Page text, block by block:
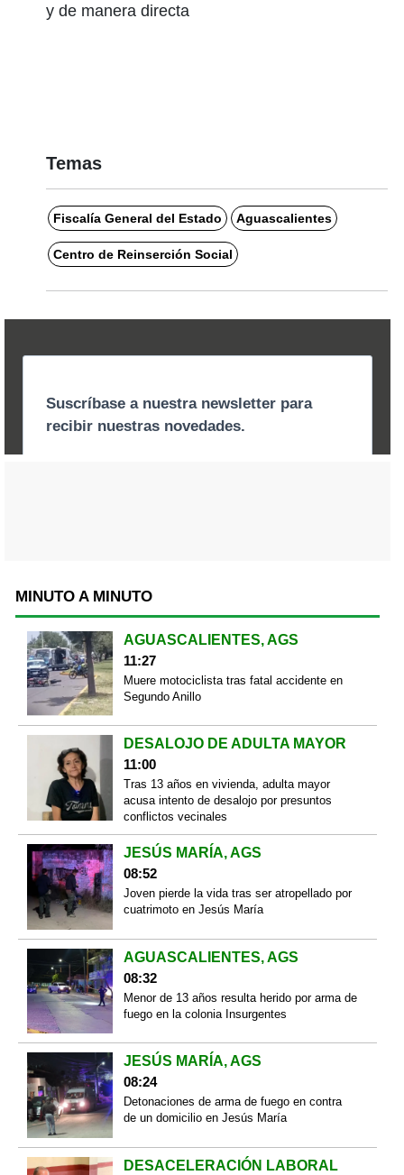
y de manera directa
Temas
Fiscalía General del Estado Aguascalientes
Centro de Reinserción Social
MINUTO A MINUTO
AGUASCALIENTES, AGS
11:27
Muere motociclista tras fatal accidente en
Segundo Anillo
DESALOJO DE ADULTA MAYOR
11:00
Tras 13 años en vivienda, adulta mayor
acusa intento de desalojo por presuntos
conflictos vecinales
JESÚS MARÍA, AGS
08:52
Joven pierde la vida tras ser atropellado por
cuatrimoto en Jesús María
AGUASCALIENTES, AGS
08:32
Menor de 13 años resulta herido por arma de
fuego en la colonia Insurgentes
JESÚS MARÍA, AGS
08:24
Detonaciones de arma de fuego en contra
de un domicilio en Jesús María
DESACELERACIÓN LABORAL